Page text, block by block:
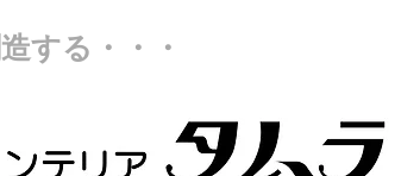
する・・・